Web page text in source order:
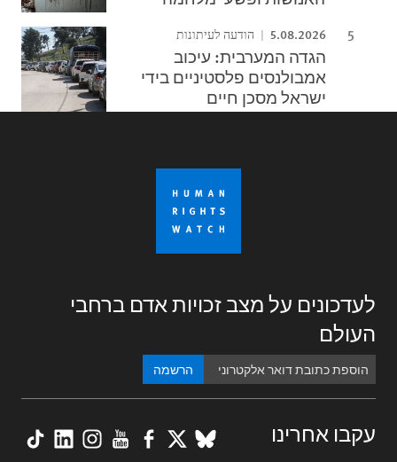
5.08.2026 הודעה לעיתונות
הגדה המערבית: עיכוב
אמבולנסים פלסטיניים בידי
ישראל מסכן חיים
לעדכונים על מצב זכויות אדם ברחבי
העולם
הרשמה
עקבו אחרינו BlueSky
X
Facebook
YouTube